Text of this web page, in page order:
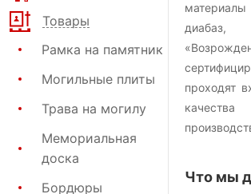
Товары
Рамка на памятник
Могильные плиты
Трава на могилу
Мемориальная
доска
Бордюры
материалы
проходят
Что мы